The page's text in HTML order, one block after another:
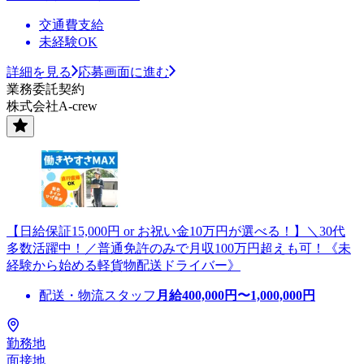
交通費支給
未経験OK
詳細を見る
応募画面に進む
業務委託契約
株式会社A-crew
【日給保証15,000円 or お祝い金10万円が選べる！】＼30代
多数活躍中！／普通免許のみで月収100万円超えも可！《未
経験から始める軽貨物配送ドライバー》
配送・物流スタッフ 月給400,000円〜1,000,000円
勤務地
面接地